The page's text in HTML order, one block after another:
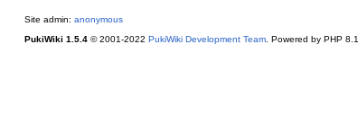
Site admin: anonymous
PukiWiki 1.5.4© 2001-2022 PukiWiki Development Team. Powered by PHP